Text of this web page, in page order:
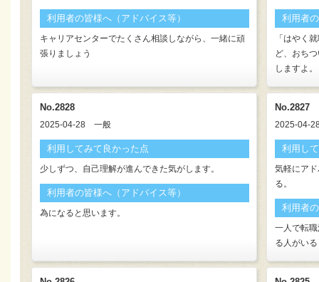
利用者の皆様へ（アドバイス等）
キャリアセンターでたくさん相談しながら、一緒に頑
張りましょう
利用者
「はやく
ど、おち
しますよ。
No.2828
2025-04-28 一般
利用してみて良かった点
少しずつ、自己理解が進んできた気がします。
利用者の皆様へ（アドバイス等）
為になると思います。
No.2827
2025-04-
利用し
気軽にア
る。
利用者
一人で転
る人がい